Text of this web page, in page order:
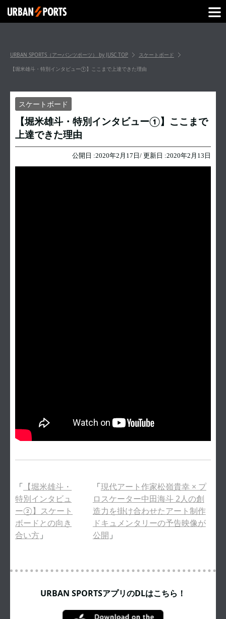
URBAN SPORTS（アーバンツポーツ） by JUSC TOP
スケートボード
【堀米雄斗・特別インタビュー①】ここまで上達できた理由
スケートボード
【堀米雄斗・特別インタビュー①】ここまで
上達できた理由
公開日 :2020年2月17日 / 更新日 :2020年2月13日
「 【堀米雄斗・
特別インタビュ
ー②】スケート
ボードとの向き
合い方 」
「現代アート作家松嶺貴幸 × プ
ロスケーター中田海斗 2人の創
造力を掛け合わせたアート制作
ドキュメンタリーの予告映像が
公開 」
URBAN SPORTSアプリのDLはこちら！